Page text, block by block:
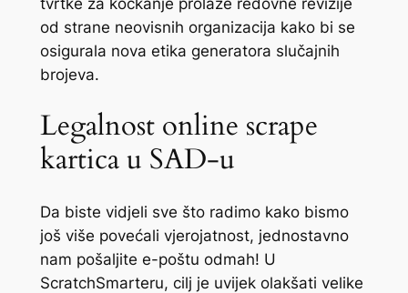
od strane neovisnih organizacija kako bi se
osigurala nova etika generatora slučajnih
brojeva.
Legalnost online scrape
kartica u SAD-u
Da biste vidjeli sve što radimo kako bismo
još više povećali vjerojatnost, jednostavno
nam pošaljite e-poštu odmah! U
ScratchSmarteru, cilj je uvijek olakšati velike